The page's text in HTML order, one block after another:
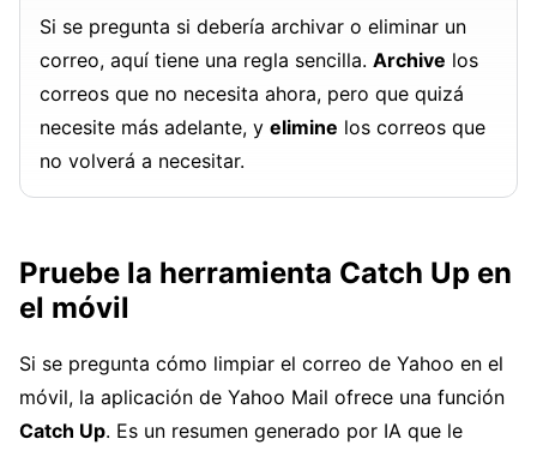
Si se pregunta si debería archivar o eliminar un
correo, aquí tiene una regla sencilla. Archive los
correos que no necesita ahora, pero que quizá
necesite más adelante, y elimine los correos que
no volverá a necesitar.
Pruebe la herramienta Catch Up en
el móvil
Si se pregunta cómo limpiar el correo de Yahoo en el
móvil, la aplicación de Yahoo Mail ofrece una función
Catch Up. Es un resumen generado por IA que le